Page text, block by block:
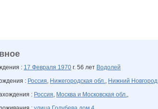
: 17 Февраля 1970 г. 56 лет Водолей
: Россия, Нижегородская обл., Нижний Новгород
: Россия, Москва и Московская обл.,